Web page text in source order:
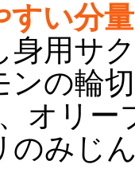
すい分量
用サ
ンの輪
オリー
のみじ